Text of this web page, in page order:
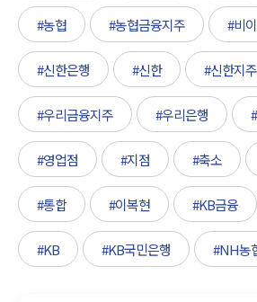
#농협 #농협금융지주 #비
#신한은행 #신한 #신한지주
#우리금융지주 #우리은행
#영업점 #지점 #축소
#통합 #이복현 #KB금융
#KB #KB국민은행 #NH농